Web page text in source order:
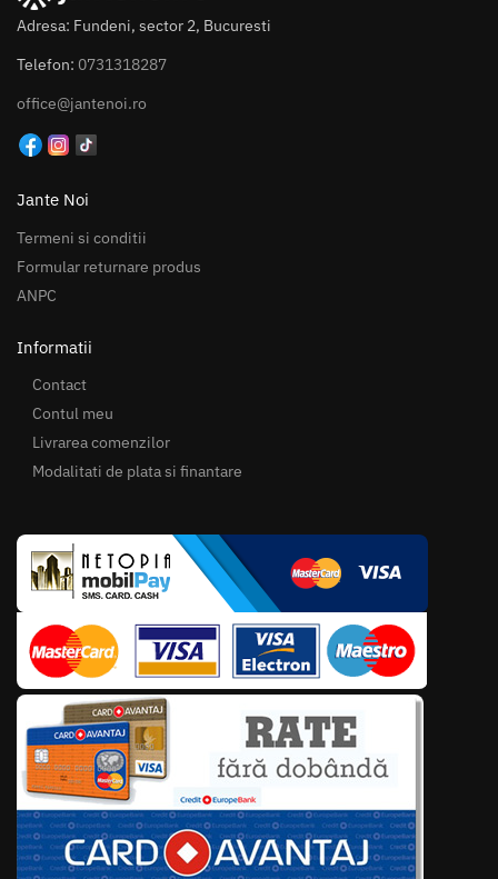
Adresa: Fundeni, sector 2, Bucuresti
Telefon: 0731318287
office@jantenoi.ro
Jante Noi
Termeni si conditii
Formular returnare produs
ANPC
Informatii
Contact
Contul meu
Livrarea comenzilor
Modalitati de plata si finantare